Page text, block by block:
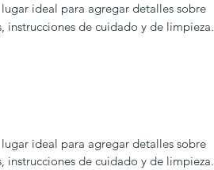
ideal para agregar detalles sobre
de cuidado y de limpieza.
ideal para agregar detalles sobre
de cuidado y de limpieza.